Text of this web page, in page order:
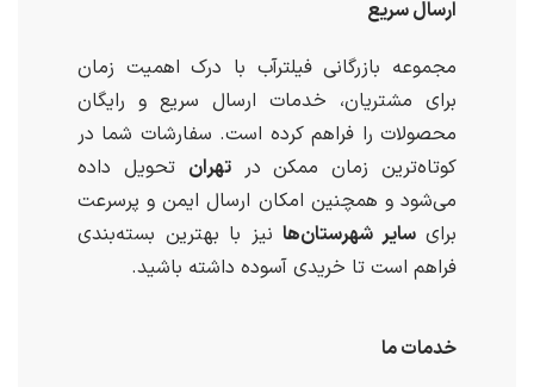
ارسال سریع
مجموعه بازرگانی فیلترآب با درک اهمیت زمان
برای مشتریان، خدمات ارسال سریع و رایگان
محصولات را فراهم کرده است. سفارشات شما در
کوتاه‌ترین زمان ممکن درتهران تحویل داده
می‌شود و همچنین امکان ارسال ایمن و پرسرعت
برایسایر شهرستان‌ها نیز با بهترین بسته‌بندی
فراهم است تا خریدی آسوده داشته باشید.
خدمات ما